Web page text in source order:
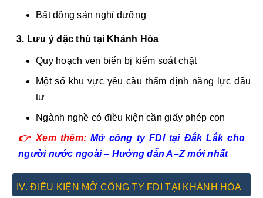
Bất động sản nghỉ dưỡng
3. Lưu ý đặc thù tại Khánh Hòa
Quy hoạch ven biển bị kiểm soát chặt
Một số khu vực yêu cầu thẩm định năng lực đầu
tư
Ngành nghề có điều kiện cần giấy phép con
👉 Xem thêm:Mở công ty FDI tại Đắk Lắk cho
người nước ngoài – Hướng dẫn A–Z mới nhất
IV. ĐIỀU KIỆN MỞ CÔNG TY FDI TẠI KHÁNH HÒA